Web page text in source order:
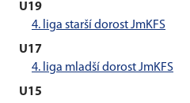
U19
4. liga starší dorost JmKFS
U17
4. liga mladší dorost JmKFS
U15